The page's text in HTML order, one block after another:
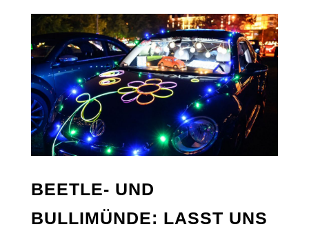
BEETLE- UND
BULLIMÜNDE: LASST UNS